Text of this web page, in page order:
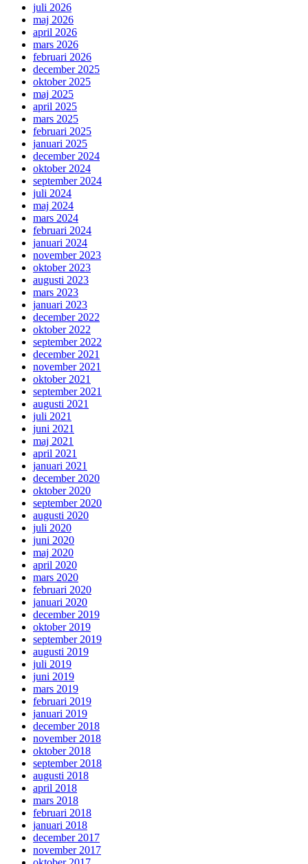
juli 2026
maj 2026
april 2026
mars 2026
februari 2026
december 2025
oktober 2025
maj 2025
april 2025
mars 2025
februari 2025
januari 2025
december 2024
oktober 2024
september 2024
juli 2024
maj 2024
mars 2024
februari 2024
januari 2024
november 2023
oktober 2023
augusti 2023
mars 2023
januari 2023
december 2022
oktober 2022
september 2022
december 2021
november 2021
oktober 2021
september 2021
augusti 2021
juli 2021
juni 2021
maj 2021
april 2021
januari 2021
december 2020
oktober 2020
september 2020
augusti 2020
juli 2020
juni 2020
maj 2020
april 2020
mars 2020
februari 2020
januari 2020
december 2019
oktober 2019
september 2019
augusti 2019
juli 2019
juni 2019
mars 2019
februari 2019
januari 2019
december 2018
november 2018
oktober 2018
september 2018
augusti 2018
april 2018
mars 2018
februari 2018
januari 2018
december 2017
november 2017